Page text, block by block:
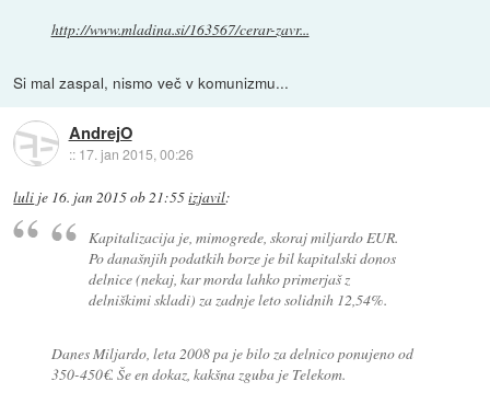
http://www.mladina.si/163567/cerar-zavr...
Si mal zaspal, nismo več v komunizmu...
AndrejO
:: 17. jan 2015, 00:26
luli je 16. jan 2015 ob 21:55izjavil:
Kapitalizacija je, mimogrede, skoraj miljardo EUR.
Po današnjih podatkih borze je bil kapitalski donos
delnice (nekaj, kar morda lahko primerjaš z
delniškimi skladi) za zadnje leto solidnih 12,54%.
Danes Miljardo, leta 2008 pa je bilo za delnico ponujeno od
350-450€. Še en dokaz, kakšna zguba je Telekom.